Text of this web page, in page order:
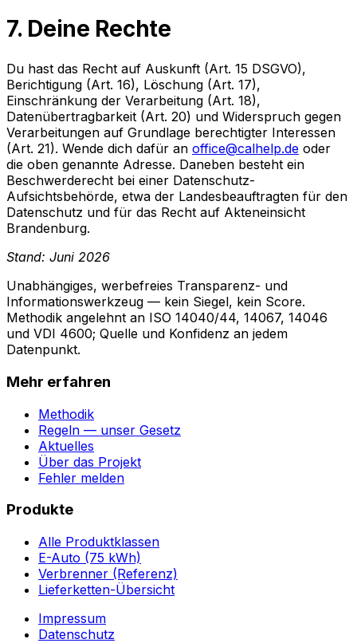
7. Deine Rechte
Du hast das Recht auf Auskunft (Art. 15 DSGVO),
Berichtigung (Art. 16), Löschung (Art. 17),
Einschränkung der Verarbeitung (Art. 18),
Datenübertragbarkeit (Art. 20) und Widerspruch gegen
Verarbeitungen auf Grundlage berechtigter Interessen
(Art. 21). Wende dich dafür an office@calhelp.de oder
die oben genannte Adresse. Daneben besteht ein
Beschwerderecht bei einer Datenschutz-
Aufsichtsbehörde, etwa der Landesbeauftragten für den
Datenschutz und für das Recht auf Akteneinsicht
Brandenburg.
Stand: Juni 2026
Unabhängiges, werbefreies Transparenz- und
Informationswerkzeug — kein Siegel, kein Score.
Methodik angelehnt an ISO 14040/44, 14067, 14046
und VDI 4600; Quelle und Konfidenz an jedem
Datenpunkt.
Mehr erfahren
Methodik
Regeln — unser Gesetz
Aktuelles
Über das Projekt
Fehler melden
Produkte
Alle Produktklassen
E-Auto (75 kWh)
Verbrenner (Referenz)
Lieferketten-Übersicht
Impressum
Datenschutz